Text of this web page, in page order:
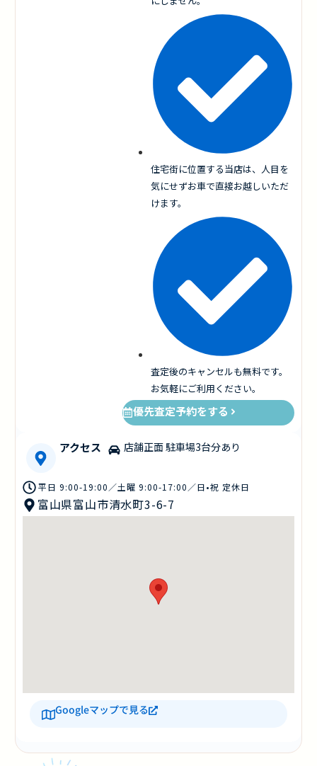
住宅街に位置する当店は、人目を
気にせずお車で直接お越しいただ
けます。
査定後のキャンセルも無料です。
お気軽にご利用ください。
優先査定予約をする
アクセス 店舗正面 駐車場3台分あり
平日 9:00-19:00／土曜 9:00-17:00／日•祝 定休日
富山県富山市清水町3-6-7
Googleマップで見る